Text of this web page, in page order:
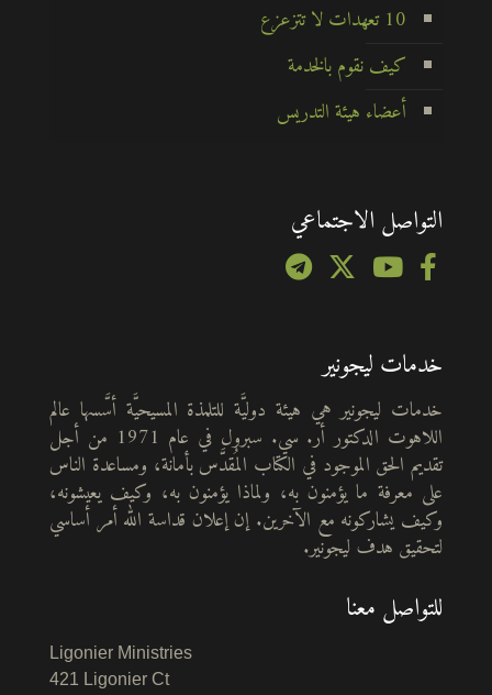
10 تعهدات لا تتزعزع
كيف نقوم بالخدمة
أعضاء هيئة التدريس
التواصل الاجتماعي
خدمات ليجونير
خدمات ليجونير هي هيئة دوليَّة للتلمذة المسيحيَّة أسَّسها عالم
اللاهوت الدكتور أر. سي. سبرول في عام 1971 من أجل
تقديم الحق الموجود في الكتاب المُقدَّس بأمانة، ومساعدة الناس
على معرفة ما يؤمنون به، ولماذا يؤمنون به، وكيف يعيشونه،
وكيف يشاركونه مع الآخرين. إن إعلان قداسة الله أمر أساسي
لتحقيق هدف ليجونير.
للتواصل معنا
Ligonier Ministries
421 Ligonier Ct